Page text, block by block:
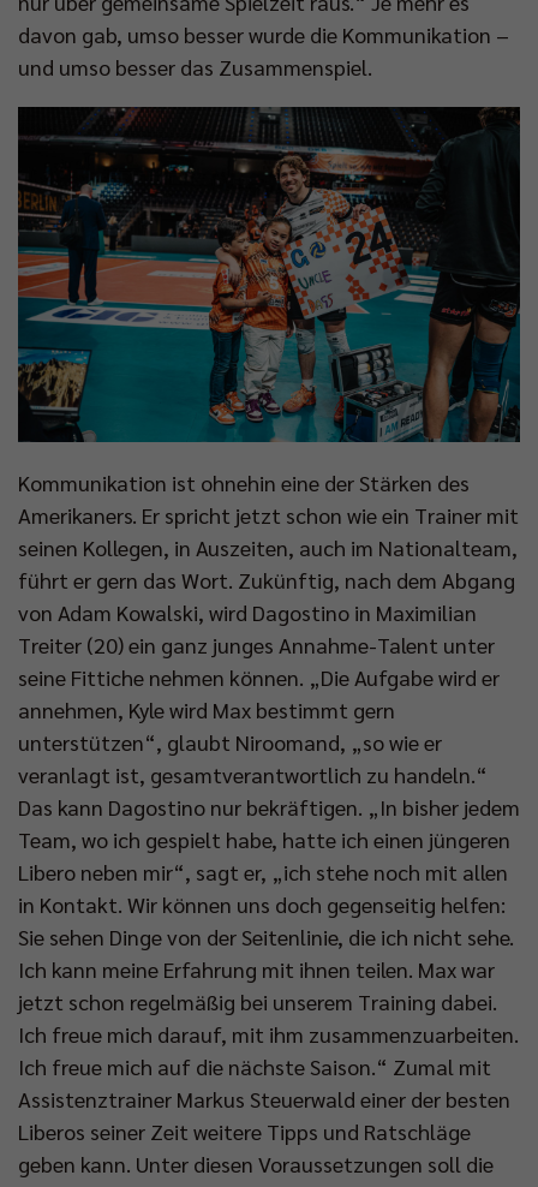
davon gab, umso besser wurde die Kommunikation –
und umso besser das Zusammenspiel.
Kommunikation ist ohnehin eine der Stärken des
Amerikaners. Er spricht jetzt schon wie ein Trainer mit
seinen Kollegen, in Auszeiten, auch im Nationalteam,
führt er gern das Wort. Zukünftig, nach dem Abgang
von Adam Kowalski, wird Dagostino in Maximilian
Treiter (20) ein ganz junges Annahme-Talent unter
seine Fittiche nehmen können. „Die Aufgabe wird er
annehmen, Kyle wird Max bestimmt gern
unterstützen“, glaubt Niroomand, „so wie er
veranlagt ist, gesamtverantwortlich zu handeln.“
Das kann Dagostino nur bekräftigen. „In bisher jedem
Team, wo ich gespielt habe, hatte ich einen jüngeren
Libero neben mir“, sagt er, „ich stehe noch mit allen
in Kontakt. Wir können uns doch gegenseitig helfen:
Sie sehen Dinge von der Seitenlinie, die ich nicht sehe.
Ich kann meine Erfahrung mit ihnen teilen. Max war
jetzt schon regelmäßig bei unserem Training dabei.
Ich freue mich darauf, mit ihm zusammenzuarbeiten.
Ich freue mich auf die nächste Saison.“ Zumal mit
Assistenztrainer Markus Steuerwald einer der besten
Liberos seiner Zeit weitere Tipps und Ratschläge
geben kann. Unter diesen Voraussetzungen soll die